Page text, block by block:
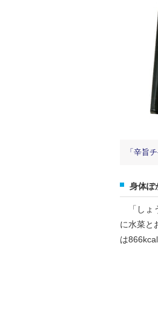
「辛旨
身体ぽ
「しょ
に水菜と
は